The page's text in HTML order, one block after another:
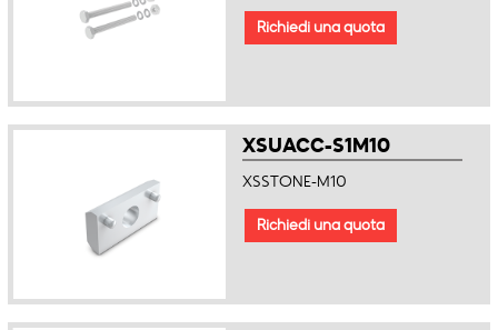
Richiedi una quota
XSUACC-S1M10
XSSTONE-M10
Richiedi una quota